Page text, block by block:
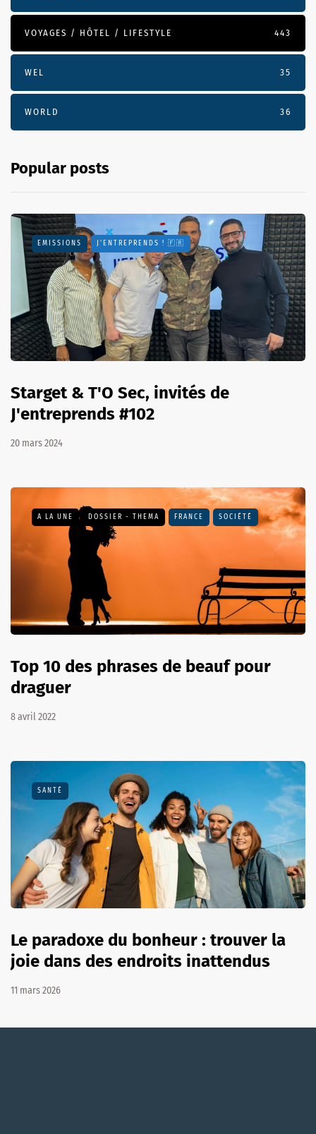
VOYAGES / HÔTEL / LIFESTYLE 443
WEL 35
WORLD 36
Popular posts
EMISSIONS J'ENTREPRENDS ! 🇫🇷
Starget & T'O Sec, invités de
J'entreprends #102
20 mars 2024
A LA UNE DOSSIER - THEMA FRANCE SOCIÉTÉ
Top 10 des phrases de beauf pour
draguer
8 avril 2022
SANTÉ
Le paradoxe du bonheur : trouver la
joie dans des endroits inattendus
11 mars 2026